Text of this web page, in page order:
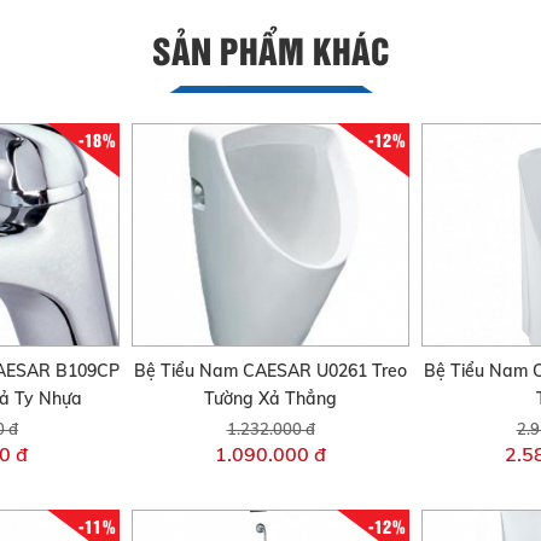
SẢN PHẨM KHÁC
-18%
B109CP
Ty Nhựa
đ
đ
-12%
Bệ Tiểu Nam CAESAR U0261 Treo
Tường Xả Thẳng
1.232.000 đ
1.090.000 đ
Bệ Tiểu Nam
-11% -12%